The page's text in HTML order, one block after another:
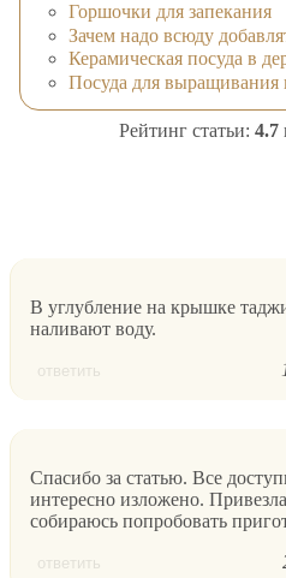
Горшочки для запекания
Зачем надо всюду
Керамическая посуда в
Посуда для выращивания
Рейтинг статьи: 4.7
В углубление на крышке
наливают воду.
ответить
Спасибо за статью. Все
интересно изложено.
собираюсь попробовать
ответить